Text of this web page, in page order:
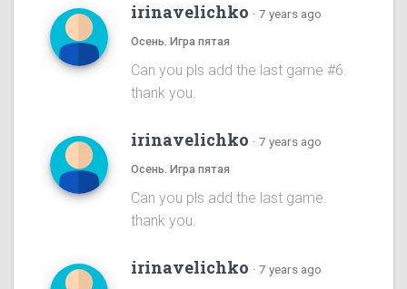
irinavelichko · 7 years ago
Осень. Игра пятая
Can you pls add the last game #6.
thank you.
irinavelichko · 7 years ago
Осень. Игра пятая
Can you pls add the last game.
thank you.
irinavelichko · 7 years ago